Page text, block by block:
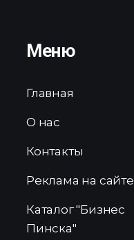
Меню
Главная
О нас
Контакты
Реклама на сайте
Каталог "Бизнес
Пинска"